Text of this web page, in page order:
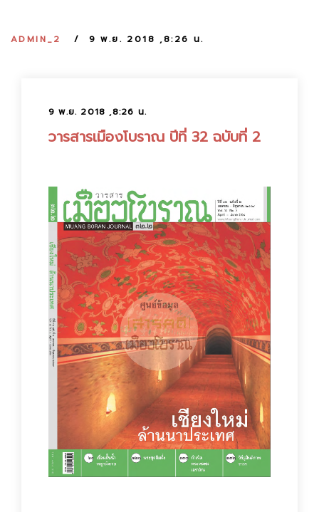
ADMIN_2 9 พ.ย. 2018 ,8:26 น.
9 พ.ย. 2018 ,8:26 น.
วารสารเมืองโบราณ ปีที่ 32 ฉบับที่ 2